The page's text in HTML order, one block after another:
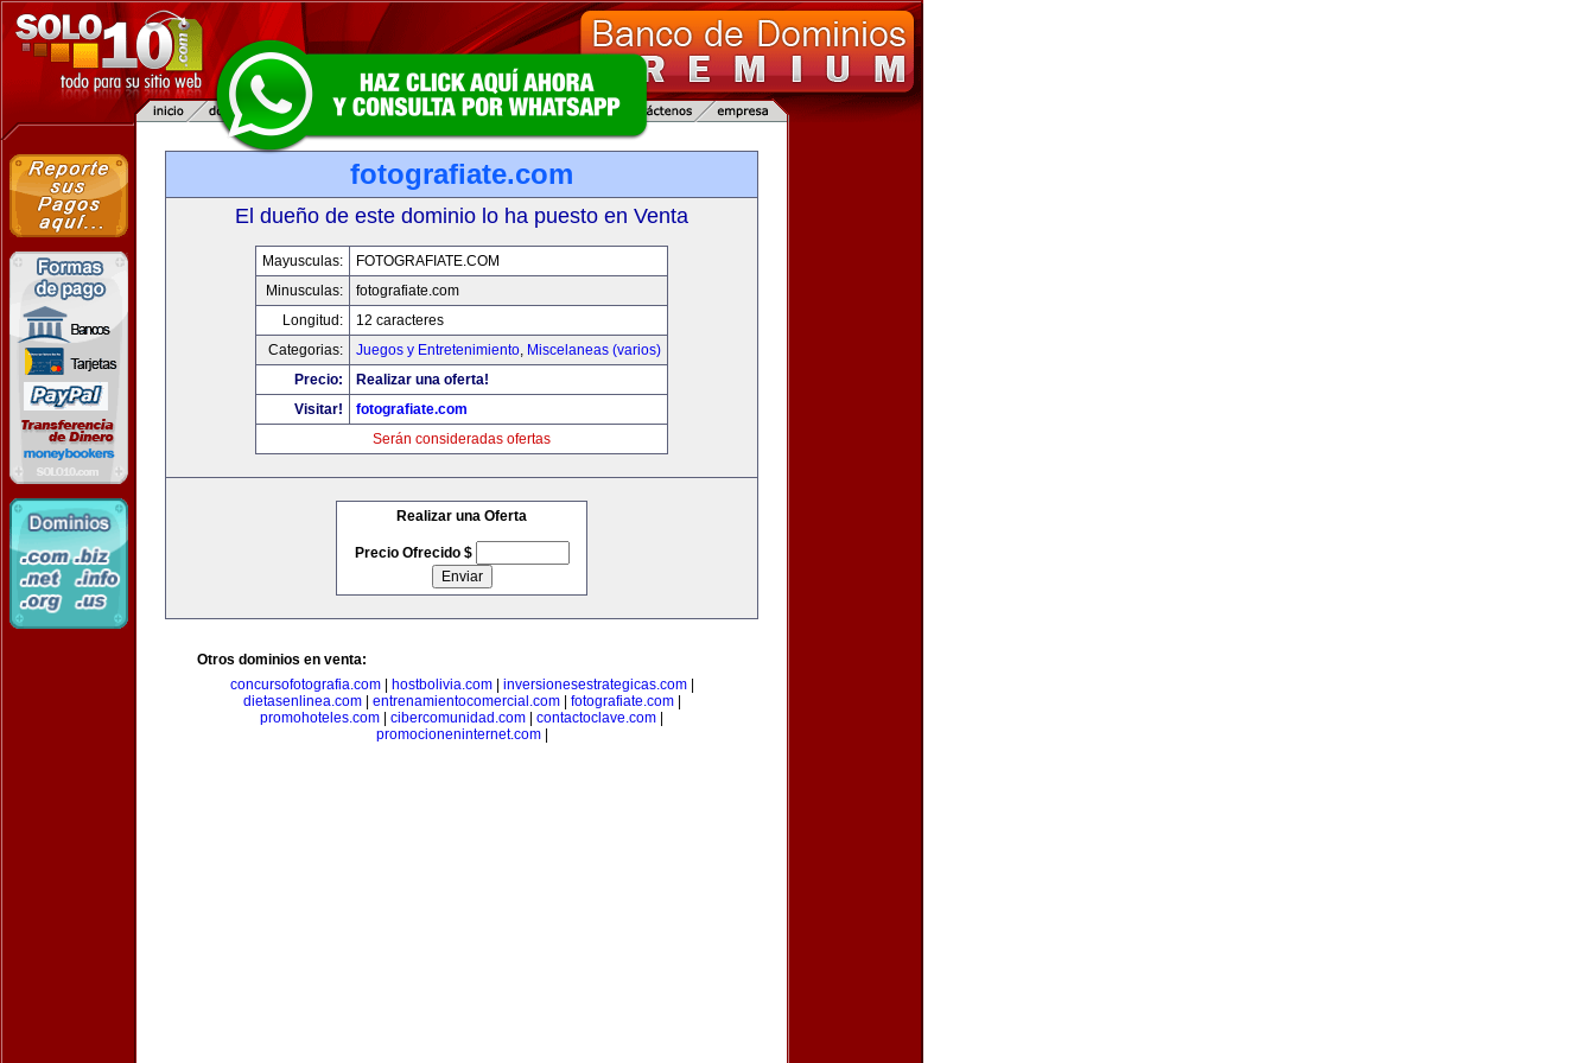
fotografiate.com
El dueño de este dominio lo ha puesto en Venta
Mayusculas:
FOTOGRAFIATE.COM
Minusculas:
fotografiate.com
Longitud:
12 caracteres
Categorias:
Juegos y Entretenimiento, Miscelaneas (varios)
Precio:
Realizar una oferta!
Visitar!
fotografiate.com
Serán consideradas ofertas
Realizar una Oferta
Precio Ofrecido $
Otros dominios en venta:
concursofotografia.com| hostbolivia.com| inversionesestrategicas.com|
dietasenlinea.com| entrenamientocomercial.com| fotografiate.com|
promohoteles.com
cibercomunidad.com contactoclave.com
promocioneninternet.com|